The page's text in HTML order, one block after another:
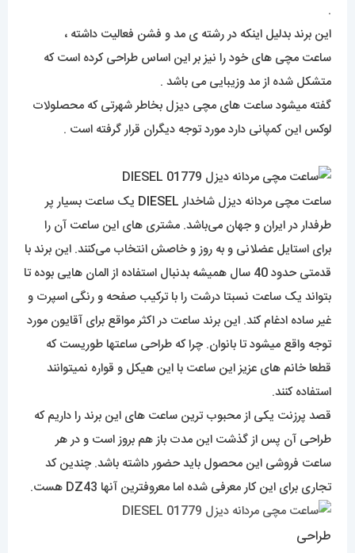
.
این برند بدلیل اینکه در رشته ی مد و فشن فعالیت داشته ،
ساعت مچی های خود را نیز بر این اساس طراحی کرده است که
متشکل شده از مد وزیبایی می باشد .
گفته میشود ساعت های مچی دیزل بخاطر شهرتی که محصلولات
لوکس این کمپانی دارد مورد توجه دیگران قرار گرفته است .
ساعت مچی مردانه دیزل شاخدارDIESEL یک ساعت بسیار پر
طرفدار در ایران و جهان می‌باشد. مشتری های این ساعت آن را
برای استایل عضلانی و به روز و خاصش انتخاب می‌کنند. این برند با
قدمتی حدود 40 سال همیشه بدنبال استفاده از المان هایی بوده تا
بتواند یک ساعت نسبتا درشت را با ترکیب صفحه و رنگی اسپرت و
غیر ساده ادغام کند. این برند ساعت در اکثر مواقع برای آقایون مورد
توجه واقع میشود تا بانوان. چرا که طراحی ساعتها طوریست که
قطعا خانم های عزیز این ساعت با این هیکل و قواره نمیتوانند
استفاده کنند.
قصد پرزنت یکی از محبوب ترین ساعت های این برند را داریم که
طراحی آن پس از گذشت این مدت باز هم بروز است و در هر
ساعت فروشی این محصول باید حضور داشته باشد. چندین کد
تجاری برای این کار معرفی شده اما معروفترین آنها DZ43 هست.
طراحی